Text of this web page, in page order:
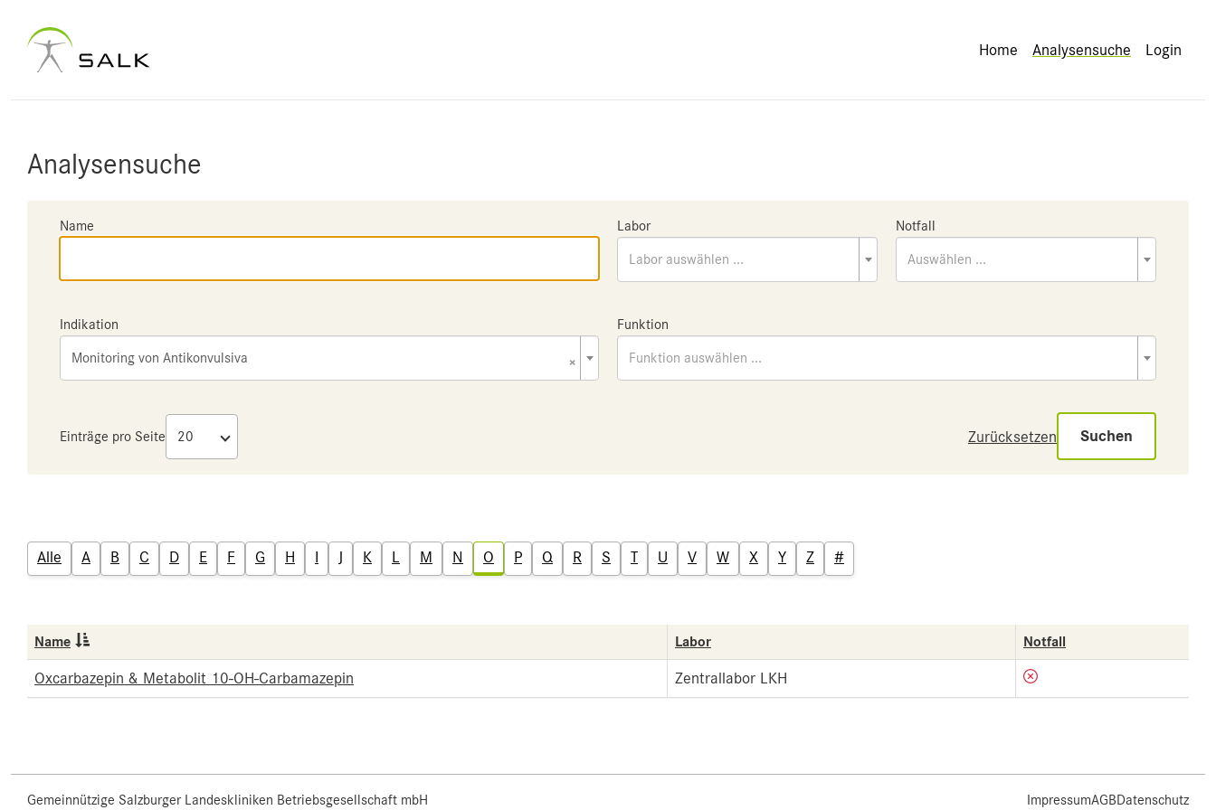
Home Analysensuche Login
Analysensuche
Name Labor
Labor auswählen ...
Notfall
Auswählen ...
Indikation
×
Monitoring von Antikonvulsiva
Funktion
Funktion auswählen ...
Einträge pro Seite Zurücksetzen Suchen
Alle A B C D E F G H I J K L M N O P Q R S T U V W X Y Z #
Name Labor Notfall
Oxcarbazepin & Metabolit 10-OH-Carbamazepin Zentrallabor LKH
Gemeinnützige Salzburger Landeskliniken Betriebsgesellschaft mbH ImpressumAGBDatenschutz